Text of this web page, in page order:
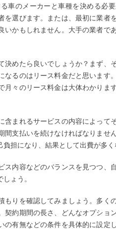
車のメーカーと車種を決める必
を選びます。または、最初に業者
いかもしれません。大手の業者で
決めたら良いでしょうか？まず、
なるのはリース料金だと思います
月々のリース料金は大体わかりま
含まれるサービスの内容によって
間支払いを続けなければなりませ
担になり、結果として出費が多く
ス内容などのバランスを見つつ、
ょう。
もりを確認してみましょう。多く
契約期間の長さ、どんなオプショ
の有無などの条件を具体的に設定